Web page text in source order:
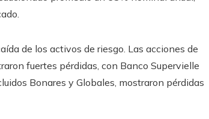
de los activos de riesgo. Las acciones de
fuertes pérdidas, con Banco Supervielle
Bonares y Globales, mostraron pérdidas